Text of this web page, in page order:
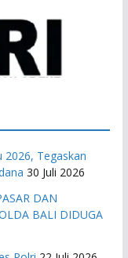
2026, Tegaskan
30 Juli 2026
DAN
BALI DIDUGA